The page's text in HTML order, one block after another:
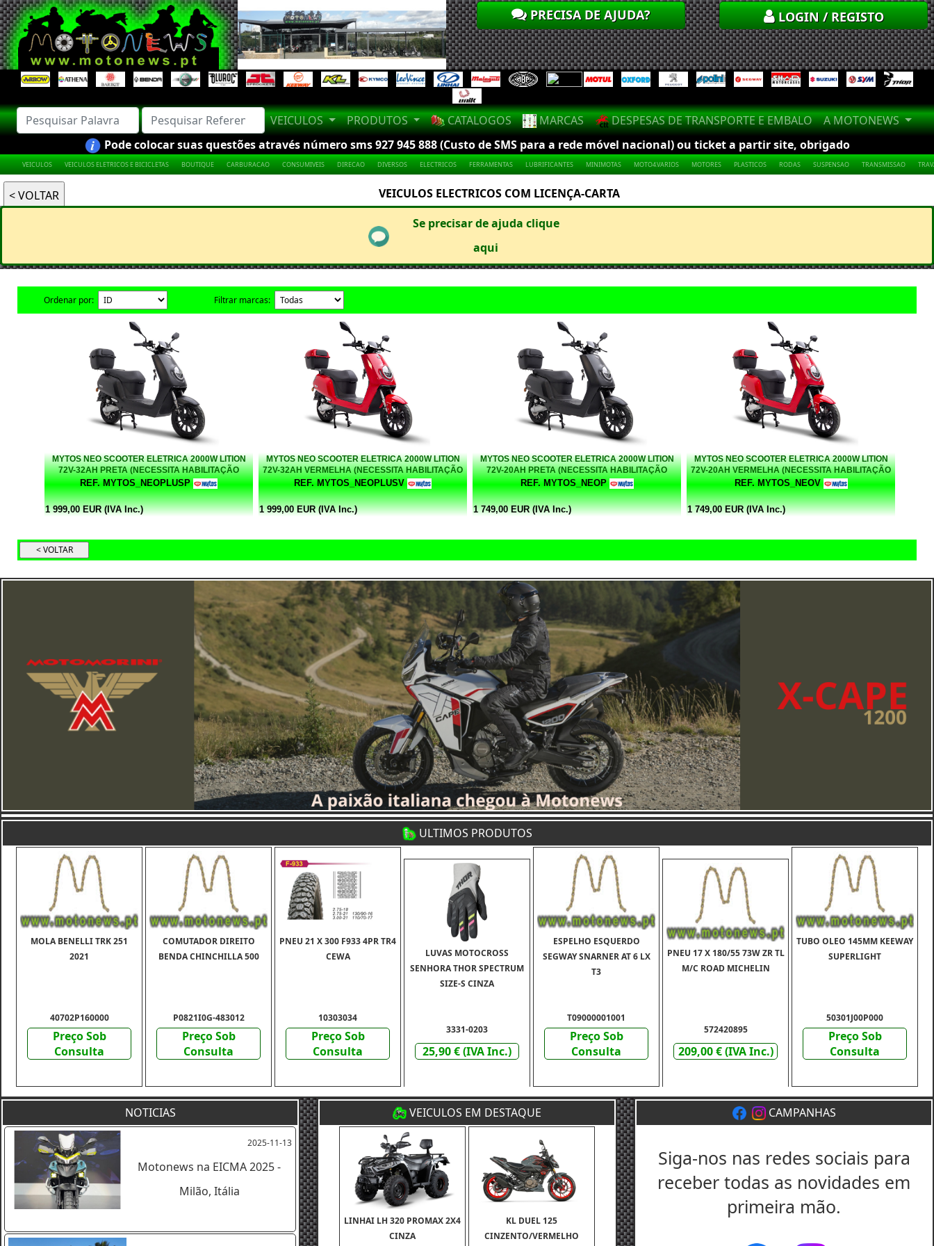
PRECISA DE AJUDA? LOGIN / REGISTO
VEICULOS PRODUTOS CATALOGOS MARCAS DESPESAS DE TRANSPORTE E EMBALO
A MOTONEWS
Pode colocar suas questões através número sms 927 945 888 (Custo de SMS para a rede móvel nacional) ou ticket a partir site, obrigado
VEICULOS VEICULOS ELETRICOS E BICICLETAS BOUTIQUE CARBURACAO CONSUMIVEIS DIRECAO DIVERSOS ELECTRICOS FERRAMENTAS LUBRIFICANTES MINIMOTAS MOTO4.VARIOS MOTORES PLASTICOS RODAS SUSPENSAO TRANSMISSAO
VEICULOS ELECTRICOS COM LICENÇA-CARTA
Se precisar de ajuda clique
aqui
Ordenar por: Filtrar marcas:
MYTOS NEO SCOOTER ELETRICA 2000W LITION
72V-32AH PRETA (NECESSITA HABILITAÇÃO
CICLOMOTORES 50CC)
REF. MYTOS_NEOPLUSP
1 999,00 EUR (IVA Inc.)
MYTOS NEO SCOOTER ELETRICA 2000W LITION
72V-32AH VERMELHA (NECESSITA HABILITAÇÃO
CICLOMOTORES 50CC)
REF. MYTOS_NEOPLUSV
1 999,00 EUR (IVA Inc.)
MYTOS NEO SCOOTER ELETRICA 2000W LITION
72V-20AH PRETA (NECESSITA HABILITAÇÃO
CICLOMOTORES 50CC)
REF. MYTOS_NEOP
1 749,00 EUR (IVA Inc.)
MYTOS NEO SCOOTER ELETRICA 2000W LITION
72V-20AH VERMELHA (NECESSITA HABILITAÇÃO
CICLOMOTORES 50CC)
REF. MYTOS_NEOV
1 749,00 EUR (IVA Inc.)
ULTIMOS PRODUTOS
MOLA BENELLI TRK 251
2021
40702P160000
Preço Sob
Consulta
COMUTADOR DIREITO
BENDA CHINCHILLA 500
P0821I0G-483012
Preço Sob
Consulta
PNEU 21 X 300 F933 4PR TR4
CEWA
10303034
Preço Sob
Consulta
LUVAS MOTOCROSS
SENHORA THOR SPECTRUM
SIZE-S CINZA
3331-0203
25,90 € (IVA Inc.)
ESPELHO ESQUERDO
SEGWAY SNARNER AT 6 LX
T3
T09000001001
Preço Sob
Consulta
PNEU 17 X 180/55 73W ZR TL
M/C ROAD MICHELIN
572420895
209,00 € (IVA Inc.)
TUBO OLEO 145MM KEEWAY
SUPERLIGHT
50301J00P000
Preço Sob
Consulta
NOTICIAS
2025-11-13
Motonews na EICMA 2025 -
Milão, Itália
VEICULOS EM DESTAQUE
LINHAI LH 320 PROMAX 2X4
CINZA
KL DUEL 125
CINZENTO/VERMELHO
CAMPANHAS
Siga-nos nas redes sociais para
receber todas as novidades em
primeira mão.